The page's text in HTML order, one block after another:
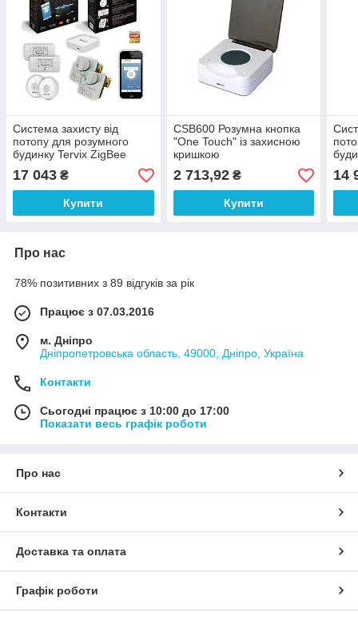
Система захисту від
потопу для розумного
будинку Tervix ZigBee
Water Stop на 2 труби 1/2"
17 043 ₴
Купити
CSB600 Розумна кнопка
"One Touch" із захисною
кришкою
2 713,92₴
Купити
14
Про нас
78% позитивних з 89 відгуків за рік
Працює з 07.03.2016
м. Дніпро
Дніпропетровська область, 49000, Дніпро, Україна
Контакти
Сьогодні працює з 10:00 до 17:00
Показати весь графік роботи
Про нас
Контакти
Доставка та оплата
Графік роботи